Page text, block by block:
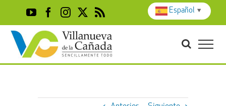
content
YouTubeFacebook
Instagram
X Rss
Español ▼